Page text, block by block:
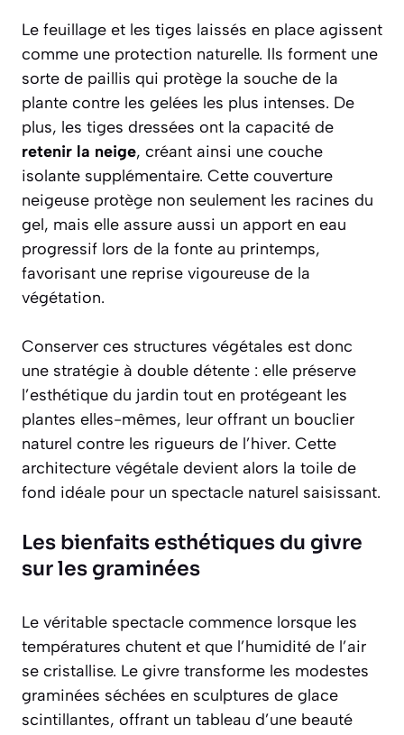
Le feuillage et les tiges laissés en place agissent
comme une protection naturelle. Ils forment une
sorte de paillis qui protège la souche de la
plante contre les gelées les plus intenses. De
plus, les tiges dressées ont la capacité de
retenir la neige, créant ainsi une couche
isolante supplémentaire. Cette couverture
neigeuse protège non seulement les racines du
gel, mais elle assure aussi un apport en eau
progressif lors de la fonte au printemps,
favorisant une reprise vigoureuse de la
végétation.
Conserver ces structures végétales est donc
une stratégie à double détente : elle préserve
l’esthétique du jardin tout en protégeant les
plantes elles-mêmes, leur offrant un bouclier
naturel contre les rigueurs de l’hiver. Cette
architecture végétale devient alors la toile de
fond idéale pour un spectacle naturel saisissant.
Les bienfaits esthétiques du givre
sur les graminées
Le véritable spectacle commence lorsque les
températures chutent et que l’humidité de l’air
se cristallise. Le givre transforme les modestes
graminées séchées en sculptures de glace
scintillantes, offrant un tableau d’une beauté